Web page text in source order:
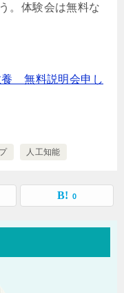
。体験会は無料な
養 無料説明会申し
人工知能
0